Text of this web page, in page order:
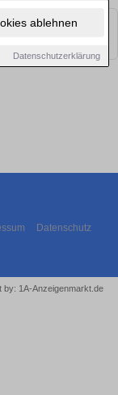
ablehnen
Datenschutzerklärung
finden. Schauen Sie
Datenschutz
1A-Anzeigenmarkt.de